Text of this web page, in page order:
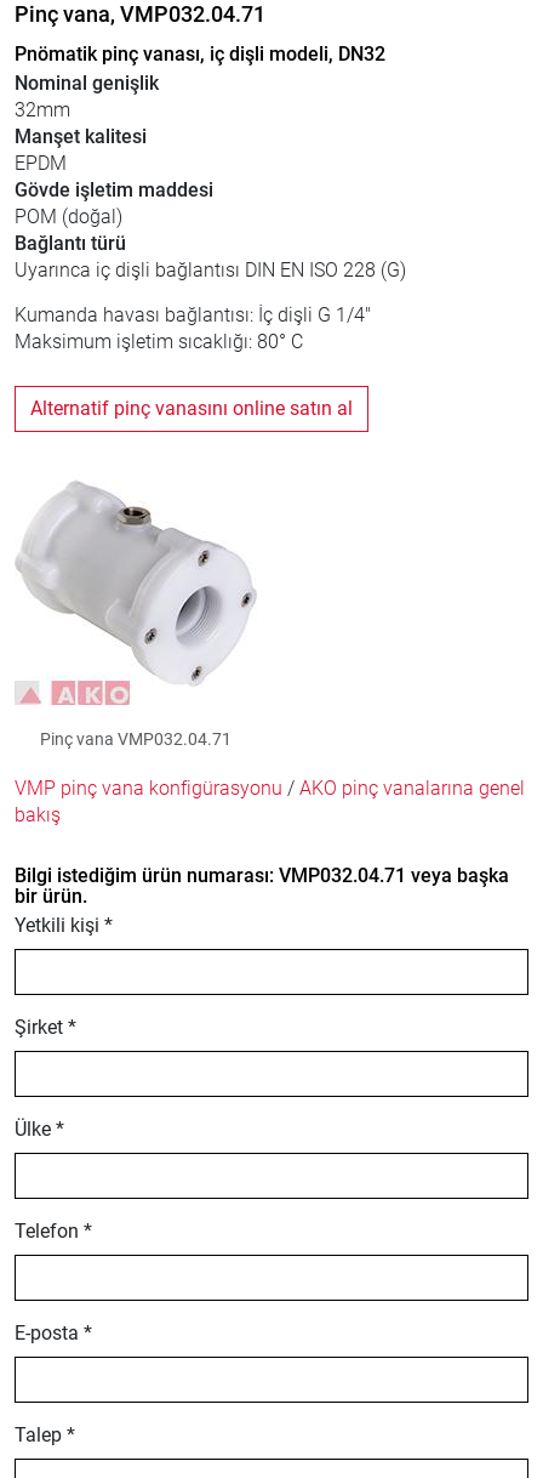
Pinç vana, VMP032.04.71
Pnömatik pinç vanası, iç dişli modeli, DN32
Nominal genişlik
32mm
Manşet kalitesi
EPDM
Gövde işletim maddesi
POM (doğal)
Bağlantı türü
Uyarınca iç dişli bağlantısı DIN EN ISO 228 (G)
Kumanda havası bağlantısı: İç dişli G 1/4"
Maksimum işletim sıcaklığı: 80° C
Alternatif pinç vanasını online satın al
Pinç vana VMP032.04.71
VMP pinç vana konfigürasyonu / AKO pinç vanalarına genel
bakış
Bilgi istediğim ürün numarası: VMP032.04.71 veya başka
bir ürün.
Yetkili kişi *
Şirket *
Ülke *
Telefon *
E-posta *
Talep *